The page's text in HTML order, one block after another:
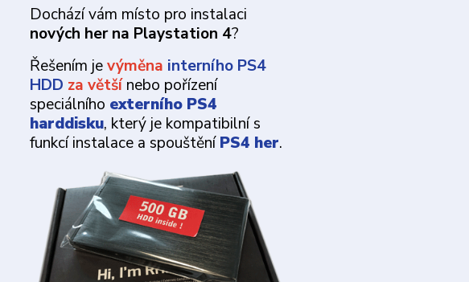
Dochází vám místo pro instalaci
nových her na Playstation 4?
Řešením jevýměna interního PS4
HDD za většínebo pořízení
speciálního externího PS4
harddisku, který je kompatibilní s
funkcí instalace a spouštěníPS4 her.